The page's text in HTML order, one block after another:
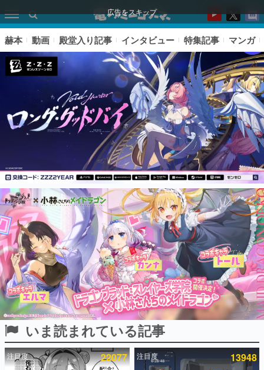
広告をスキップ
ピックアップ
電ファミのいま読まれている記事ランキング
アプリセール情報
インタビュー
連載・特集一覧
殿堂入り記事
SNS拡散数が数千以上！ ページビュー数万以上！ などな
ど。多くの人々に読まれた、電ファミ渾身の“殿堂入り”記
事をまとめました。
赫本 動画 殿堂入り記事 インタビュー 特集記事 マンガ
いま読まれている記事
注目度 22077 注目度 13948